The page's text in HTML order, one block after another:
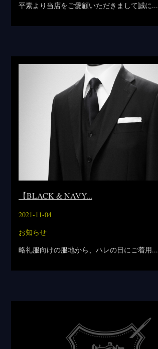
平素より当店をご愛顧いただきまして誠に...
【BLACK & NAVY...
2021-11-04
お知らせ
略礼服向けの服地から、ハレの日にご着用...